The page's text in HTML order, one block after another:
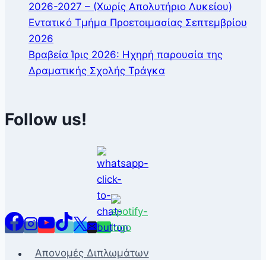
2026-2027 – (Χωρίς Απολυτήριο Λυκείου)
Εντατικό Τμήμα Προετοιμασίας Σεπτεμβρίου
2026
Βραβεία Ίρις 2026: Ηχηρή παρουσία της
Δραματικής Σχολής Τράγκα
Follow us!
Απονομές Διπλωμάτων